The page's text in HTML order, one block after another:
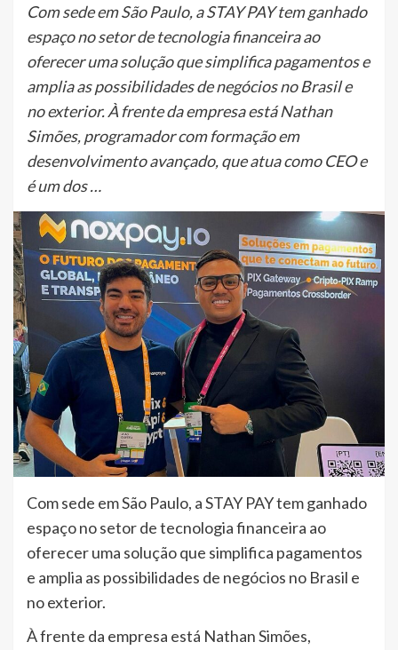
Com sede em São Paulo, a STAY PAY tem ganhado
espaço no setor de tecnologia financeira ao
oferecer uma solução que simplifica pagamentos e
amplia as possibilidades de negócios no Brasil e
no exterior. À frente da empresa está Nathan
Simões, programador com formação em
desenvolvimento avançado, que atua como CEO e
é um dos …
Com sede em São Paulo, a STAY PAY tem ganhado
espaço no setor de tecnologia financeira ao
oferecer uma solução que simplifica pagamentos
e amplia as possibilidades de negócios no Brasil e
no exterior.
À frente da empresa está Nathan Simões,